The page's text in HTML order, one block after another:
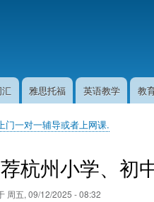
雅思托福 英语教学 教
门一对一辅导或者上网课.
杭州小学、初
周五, 09/12/2025 - 08:32